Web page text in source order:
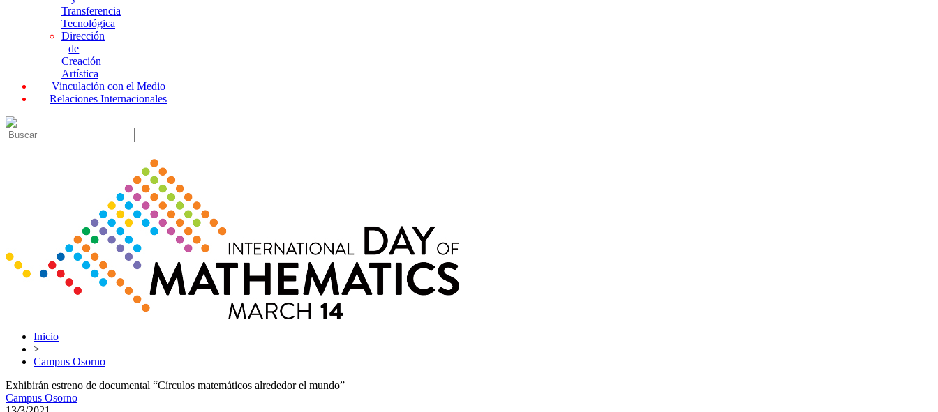
Transferencia
Tecnológica
Dirección
de
Creación
Artística
Vinculación con el Medio
Relaciones Internacionales
Inicio
>
Campus Osorno
Exhibirán estreno de documental “Círculos matemáticos alrededor el mundo”
Campus Osorno